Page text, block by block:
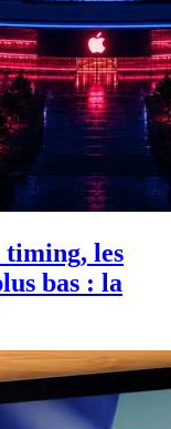
timing, les
bas : la